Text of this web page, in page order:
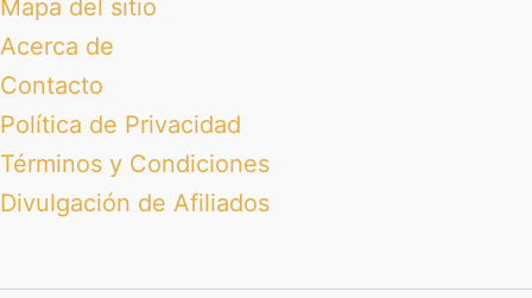
Mapa del sitio
Acerca de
Contacto
Política de Privacidad
Términos y Condiciones
Divulgación de Afiliados